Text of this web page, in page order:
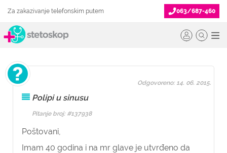
Za zakazivanje telefonskim putem 063/687-460
Polipi u sinusu
Pitanje broj: #137938
Poštovani,
Imam 40 godina i na mr glave je utvrđeno da
Odgovoreno: 14. 06. 2015.